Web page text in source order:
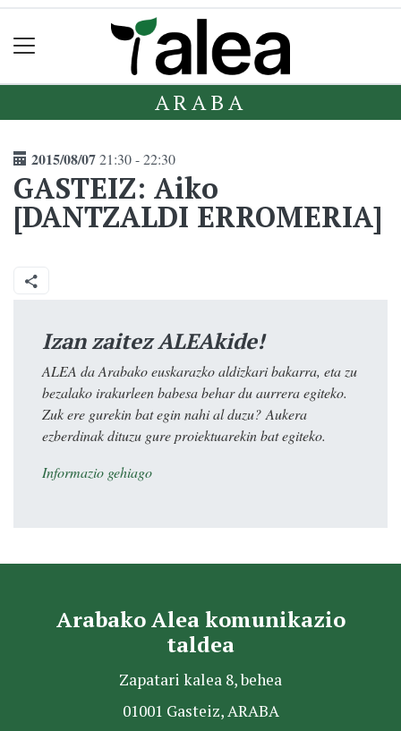
ARABA
2015/08/0721:30 - 22:30
GASTEIZ: Aiko
[DANTZALDI ERROMERIA]
Izan zaitez ALEAkide!
ALEA da Arabako euskarazko aldizkari bakarra, eta zu
bezalako irakurleen babesa behar du aurrera egiteko.
Zuk ere gurekin bat egin nahi al duzu? Aukera
ezberdinak dituzu gure proiektuarekin bat egiteko.
Informazio gehiago
Arabako Alea komunikazio
taldea
Zapatari kalea 8, behea
01001 Gasteiz, ARABA